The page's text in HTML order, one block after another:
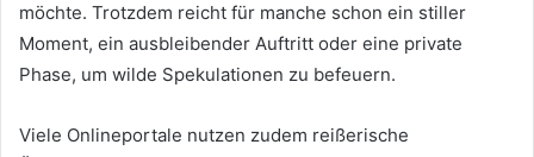
möchte. Trotzdem reicht für manche schon ein stiller
Moment, ein ausbleibender Auftritt oder eine private
Phase, um wilde Spekulationen zu befeuern.
Viele Onlineportale nutzen zudem reißerische